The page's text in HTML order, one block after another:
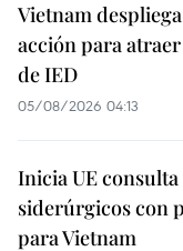
Vietnam
acción para
de IED
05/08/2026 04:13
Inicia UE
siderúrgicos con
para Vietnam